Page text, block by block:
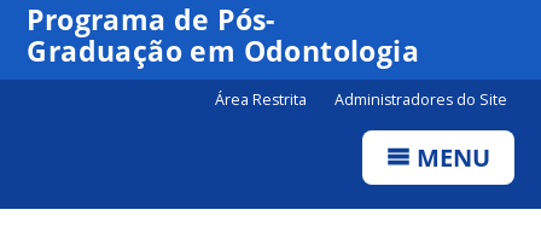
Programa de Pós-
Graduação em Odontologia
Área Restrita Administradores do Site
MENU